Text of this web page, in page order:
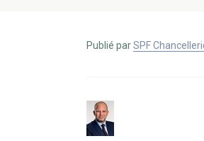
Publié parSPF